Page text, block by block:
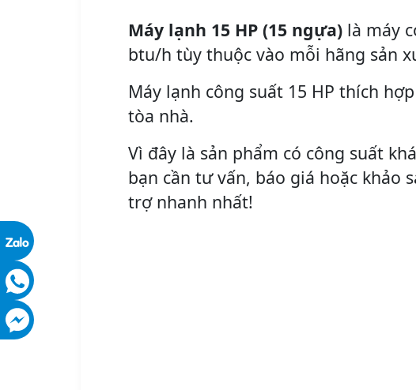
Máy lạnh 15 HP (15 ngựa) là máy
btu/h tùy thuộc vào mỗi hãng sản
Máy lạnh công suất 15 HP thích
tòa nhà.
Vì đây là sản phẩm có công suất
bạn cần tư vấn, báo giá hoặc khảo
trợ nhanh nhất!